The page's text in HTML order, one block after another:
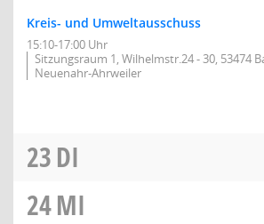
Kreis- und Umweltausschuss
15:10-17:00 Uhr
Sitzungsraum 1, Wilhelmstr.24 - 30, 53474
Neuenahr-Ahrweiler
23DI
24MI